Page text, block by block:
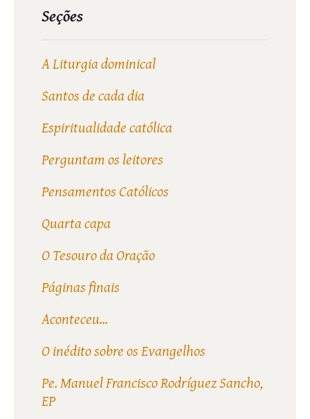
Seções
A Liturgia dominical
Santos de cada dia
Espiritualidade católica
Perguntam os leitores
Pensamentos Católicos
Quarta capa
O Tesouro da Oração
Páginas finais
Aconteceu...
O inédito sobre os Evangelhos
Pe. Manuel Francisco Rodríguez Sancho,
EP